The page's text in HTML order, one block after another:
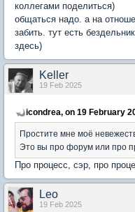
коллегами поделиться)
общаться надо. а на
забить. тут есть
здесь)
Keller
19 Feb 2025
icondrea, on 19 February
Простите мне моё
Это вы про форум или про
Про процесс, сэр, про
Leo
19 Feb 2025